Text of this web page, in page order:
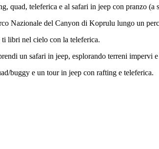
quad, teleferica e al safari in jeep con pranzo
Nazionale del Canyon di Koprulu lungo un
libri nel cielo con la teleferica.
un safari in jeep, esplorando terreni impervi
buggy e un tour in jeep con rafting e teleferica.